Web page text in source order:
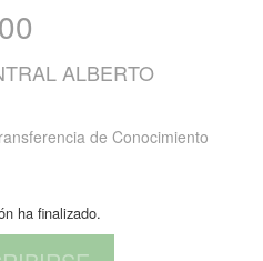
ALBERTO
de Conocimiento
ha finalizado.